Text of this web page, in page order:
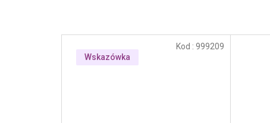
Wskazówka
Kod : 999209